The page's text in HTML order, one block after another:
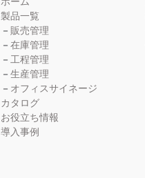
製品一覧
－ 販売管理
－ 在庫管理
－ 工程管理
－ 生産管理
－ オフィスサイネージ
カタログ
お役立ち情報
導入事例